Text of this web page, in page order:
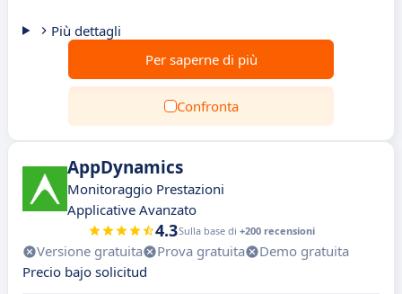
Più dettagli
Per saperne di più
Confronta
AppDynamics
Monitoraggio Prestazioni
Applicative Avanzato
4.3Sulla base di +200 recensioni
Versione gratuita Prova gratuita
Demo gratuita
Precio bajo solicitud